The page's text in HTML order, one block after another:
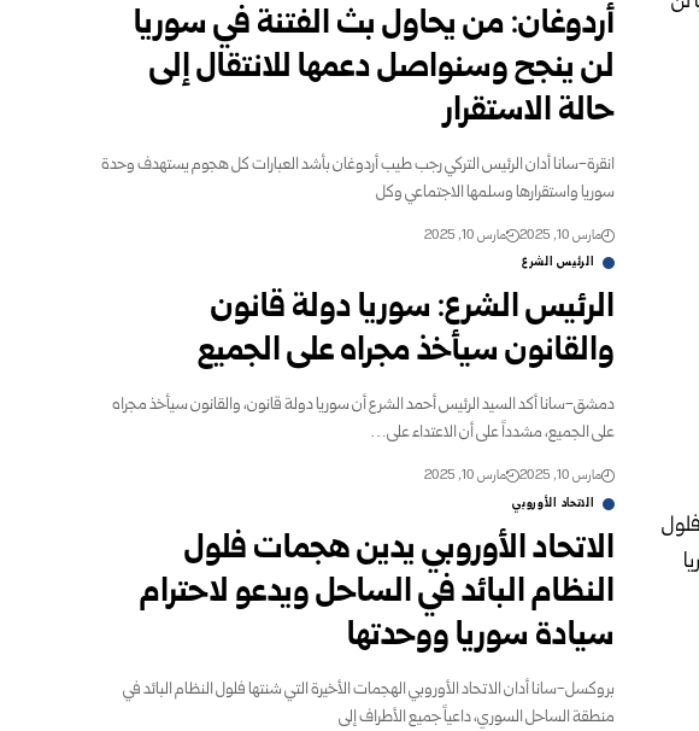
أردوغان: من يحاول بث الفتنة في سوريا
لن ينجح وسنواصل دعمها للانتقال إلى
حالة الاستقرار
انقرة-سانا أدان الرئيس التركي رجب طيب أردوغان بأشد العبارات كل هجوم يستهدف وحدة
سوريا واستقرارها وسلمها الاجتماعي وكل
مارس 10, 2025 مارس 10, 2025
الرئيس الشرع
الرئيس الشرع: سوريا دولة قانون
والقانون سيأخذ مجراه على الجميع
دمشق-سانا أكد السيد الرئيس أحمد الشرع أن سوريا دولة قانون، والقانون سيأخذ مجراه
على الجميع، مشدداً على أن الاعتداء على…
مارس 10, 2025 مارس 10, 2025
الاتحاد الأوروبي
الاتحاد الأوروبي يدين هجمات فلول
النظام البائد في الساحل ويدعو لاحترام
سيادة سوريا ووحدتها
بروكسل-سانا أدان الاتحاد الأوروبي الهجمات الأخيرة التي شنتها فلول النظام البائد في
منطقة الساحل السوري، داعياً جميع الأطراف إلى